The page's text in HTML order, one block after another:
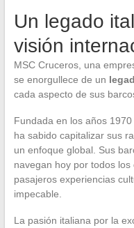
Un legado
visión
MSC Cruceros, una
se enorgullece de un
cada aspecto de sus
Fundada en los años
ha sabido capitalizar sus
un enfoque global. Sus
navegan hoy por todos
pasajeros experiencias
impecable.
La pasión italiana por la